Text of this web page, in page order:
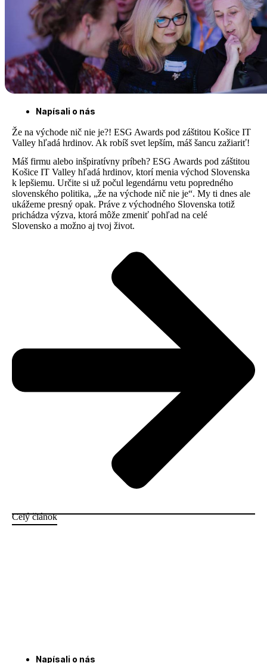
Napísali o nás
Že na východe nič nie je?! ESG Awards pod záštitou Košice IT
Valley hľadá hrdinov. Ak robíš svet lepším, máš šancu zažiariť!
Máš firmu alebo inšpiratívny príbeh? ESG Awards pod záštitou
Košice IT Valley hľadá hrdinov, ktorí menia východ Slovenska
k lepšiemu. Určite si už počul legendárnu vetu popredného
slovenského politika, „že na východe nič nie je“. My ti dnes ale
ukážeme presný opak. Práve z východného Slovenska totiž
prichádza výzva, ktorá môže zmeniť pohľad na celé
Slovensko a možno aj tvoj život.
Celý článok
Napísali o nás